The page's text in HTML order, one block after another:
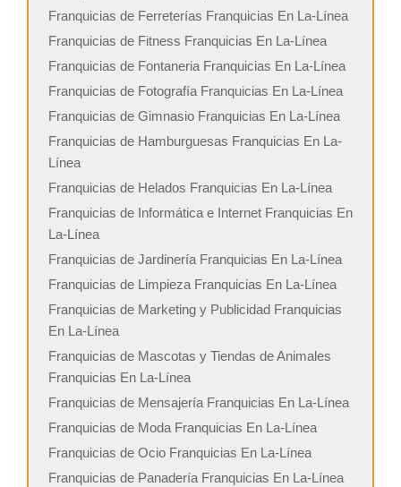
Franquicias de Ferreterías Franquicias En La-Línea
Franquicias de Fitness Franquicias En La-Línea
Franquicias de Fontaneria Franquicias En La-Línea
Franquicias de Fotografía Franquicias En La-Línea
Franquicias de Gimnasio Franquicias En La-Línea
Franquicias de Hamburguesas Franquicias En La-
Línea
Franquicias de Helados Franquicias En La-Línea
Franquicias de Informática e Internet Franquicias En
La-Línea
Franquicias de Jardinería Franquicias En La-Línea
Franquicias de Limpieza Franquicias En La-Línea
Franquicias de Marketing y Publicidad Franquicias
En La-Línea
Franquicias de Mascotas y Tiendas de Animales
Franquicias En La-Línea
Franquicias de Mensajería Franquicias En La-Línea
Franquicias de Moda Franquicias En La-Línea
Franquicias de Ocio Franquicias En La-Línea
Franquicias de Panadería Franquicias En La-Línea